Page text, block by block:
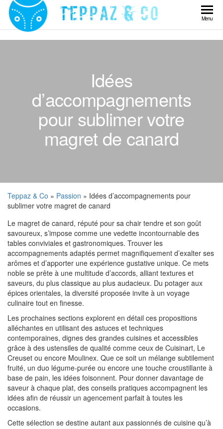
Skip
content
Teppaz
& Co
Menu
Idées
d’accompagnements
pour sublimer votre
magret de canard
Teppaz & Co » Passion » Idées d’accompagnements pour
sublimer votre magret de canard
Le magret de canard, réputé pour sa chair tendre et son goût
savoureux, s’impose comme une vedette incontournable des
tables conviviales et gastronomiques. Trouver les
accompagnements adaptés permet magnifiquement d’exalter ses
arômes et d’apporter une expérience gustative unique. Ce mets
noble se prête à une multitude d’accords, alliant textures et
saveurs, du plus classique au plus audacieux. Du potager aux
épices orientales, la diversité proposée invite à un voyage
culinaire tout en finesse.
Les prochaines sections explorent en détail ces propositions
alléchantes en utilisant des astuces et techniques
contemporaines, dignes des grandes cuisines et accessibles
grâce à des ustensiles de qualité comme ceux de Cuisinart, Le
Creuset ou encore Moulinex. Que ce soit un mélange subtilement
fruité, un duo légume-purée ou encore une touche croustillante à
base de pain, les idées foisonnent. Pour donner davantage de
saveur à chaque plat, des conseils pratiques accompagnent les
idées afin de réussir un agencement parfait à toutes les
occasions.
Cette sélection se destine autant aux passionnés de cuisine qu’à